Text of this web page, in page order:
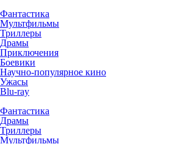
Фантастика
Мультфильмы
Триллеры
Драмы
Приключения
Боевики
Научно-популярное кино
Ужасы
Blu-ray
Фантастика
Драмы
Триллеры
Мультфильмы